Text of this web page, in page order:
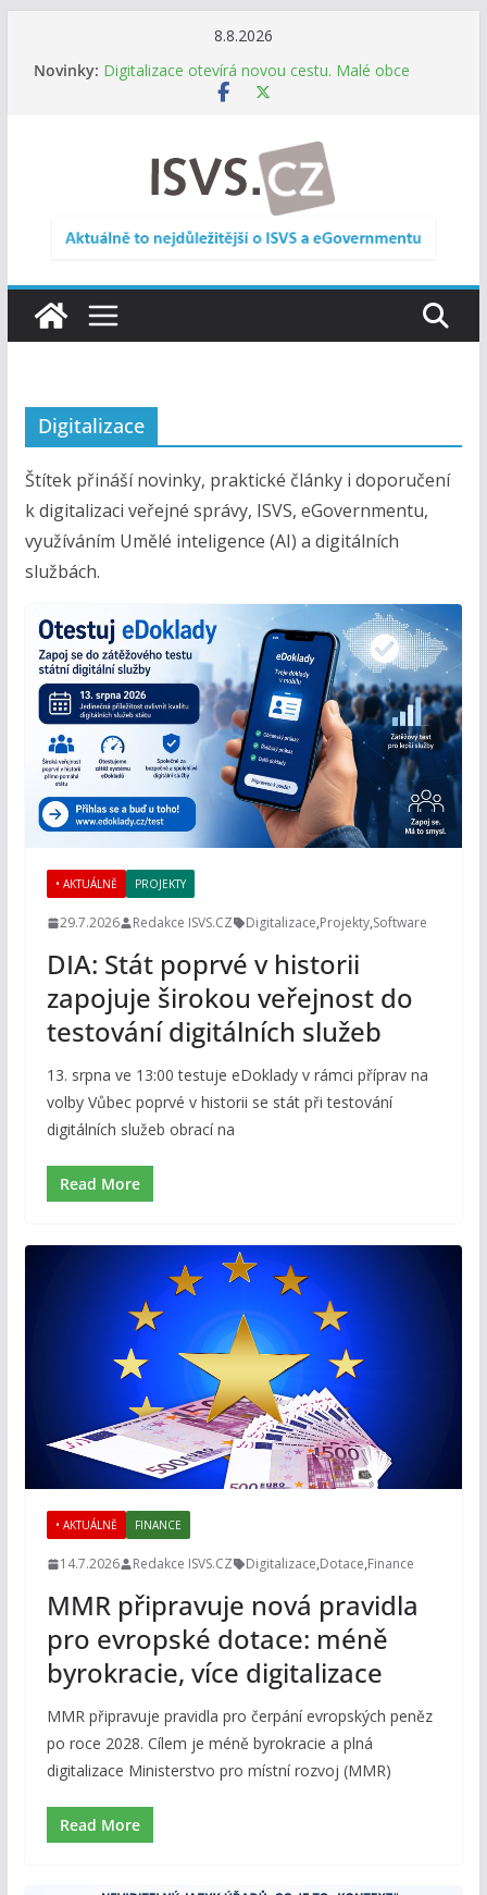
8.8.2026
Novinky: novou mobilní aplikaci
Digitalizace otevírá novou cestu. Malé obce
DIA: Stát poprvé v historii zapojuje širokou
veřejnost do testování digitálních služeb
DIA: Informační systém dlouhodobého řízení
(ISDŘ) je od července v plném provozu
RVIS – Výbor pro architekturu a řízení ICT
zveřejnil materiály z nového jednání
Digitalizace
Štítek přináší novinky, praktické články i doporučení
k digitalizaci veřejné správy, ISVS, eGovernmentu,
využíváním Umělé inteligence (AI) a digitálních
službách.
• AKTUÁLNĚ PROJEKTY
29.7.2026 Redakce ISVS.CZ Digitalizace,Projekty,Software
DIA: Stát poprvé v historii
zapojuje širokou veřejnost do
testování digitálních služeb
13. srpna ve 13:00 testuje eDoklady v rámci příprav na
volby Vůbec poprvé v historii se stát při testování
digitálních služeb obrací na
Read More
• AKTUÁLNĚ FINANCE
14.7.2026 Redakce ISVS.CZ Digitalizace,Dotace,Finance
MMR připravuje nová pravidla
pro evropské dotace: méně
byrokracie, více digitalizace
MMR připravuje pravidla pro čerpání evropských peněz
po roce 2028. Cílem je méně byrokracie a plná
digitalizace Ministerstvo pro místní rozvoj (MMR)
Read More